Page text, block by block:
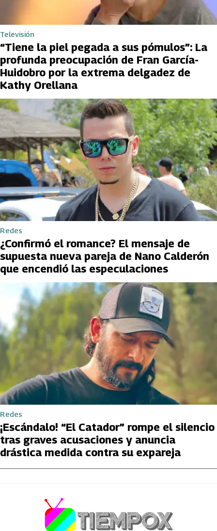
Televisión
“Tiene la piel pegada a sus pómulos”: La
profunda preocupación de Fran García-
Huidobro por la extrema delgadez de
Kathy Orellana
Redes
¿Confirmó el romance? El mensaje de
supuesta nueva pareja de Nano Calderón
que encendió las especulaciones
Redes
¡Escándalo! “El Catador” rompe el silencio
tras graves acusaciones y anuncia
drástica medida contra su expareja